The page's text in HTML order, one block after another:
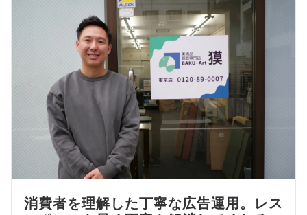
消費者を理解した丁寧な広告運用。レス